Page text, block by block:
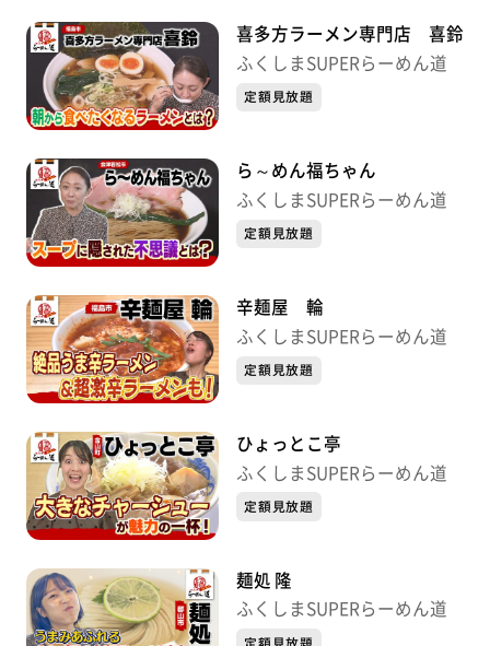
喜多方ラーメン専門店 喜鈴
ふくしまSUPERらーめん道
定額見放題
ら～めん福ちゃん
ふくしまSUPERらーめん道
定額見放題
辛麺屋 輪
ふくしまSUPERらーめん道
定額見放題
ひょっとこ亭
ふくしまSUPERらーめん道
定額見放題
麺処 隆
ふくしまSUPERらーめん道
定額見放題